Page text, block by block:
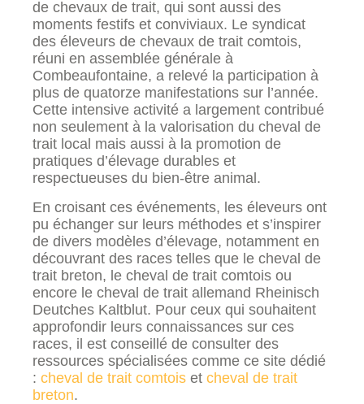
de chevaux de trait, qui sont aussi des
moments festifs et conviviaux. Le syndicat
des éleveurs de chevaux de trait comtois,
réuni en assemblée générale à
Combeaufontaine, a relevé la participation à
plus de quatorze manifestations sur l’année.
Cette intensive activité a largement contribué
non seulement à la valorisation du cheval de
trait local mais aussi à la promotion de
pratiques d’élevage durables et
respectueuses du bien-être animal.
En croisant ces événements, les éleveurs ont
pu échanger sur leurs méthodes et s’inspirer
de divers modèles d’élevage, notamment en
découvrant des races telles que le cheval de
trait breton, le cheval de trait comtois ou
encore le cheval de trait allemand Rheinisch
Deutches Kaltblut. Pour ceux qui souhaitent
approfondir leurs connaissances sur ces
races, il est conseillé de consulter des
ressources spécialisées comme ce site dédié
: cheval de trait comtois et cheval de trait
breton.